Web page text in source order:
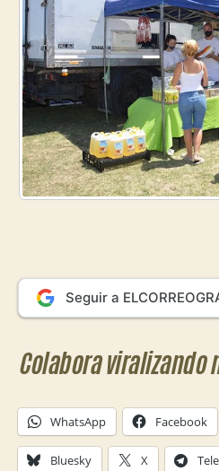
Seguir a
Colabora
WhatsApp Facebook
Bluesky X